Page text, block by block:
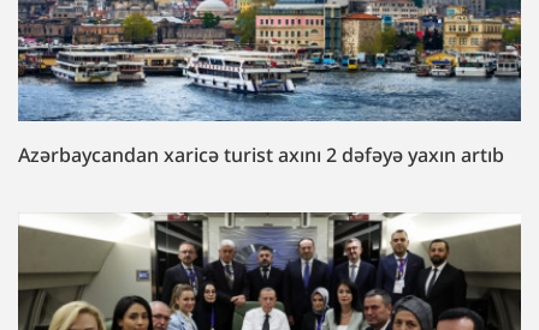
Azərbaycandan xaricə turist axını 2 dəfəyə yaxın artıb